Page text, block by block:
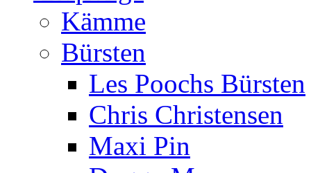
Kämme
Bürsten
Les Poochs Bürsten
Chris Christensen
Maxi Pin